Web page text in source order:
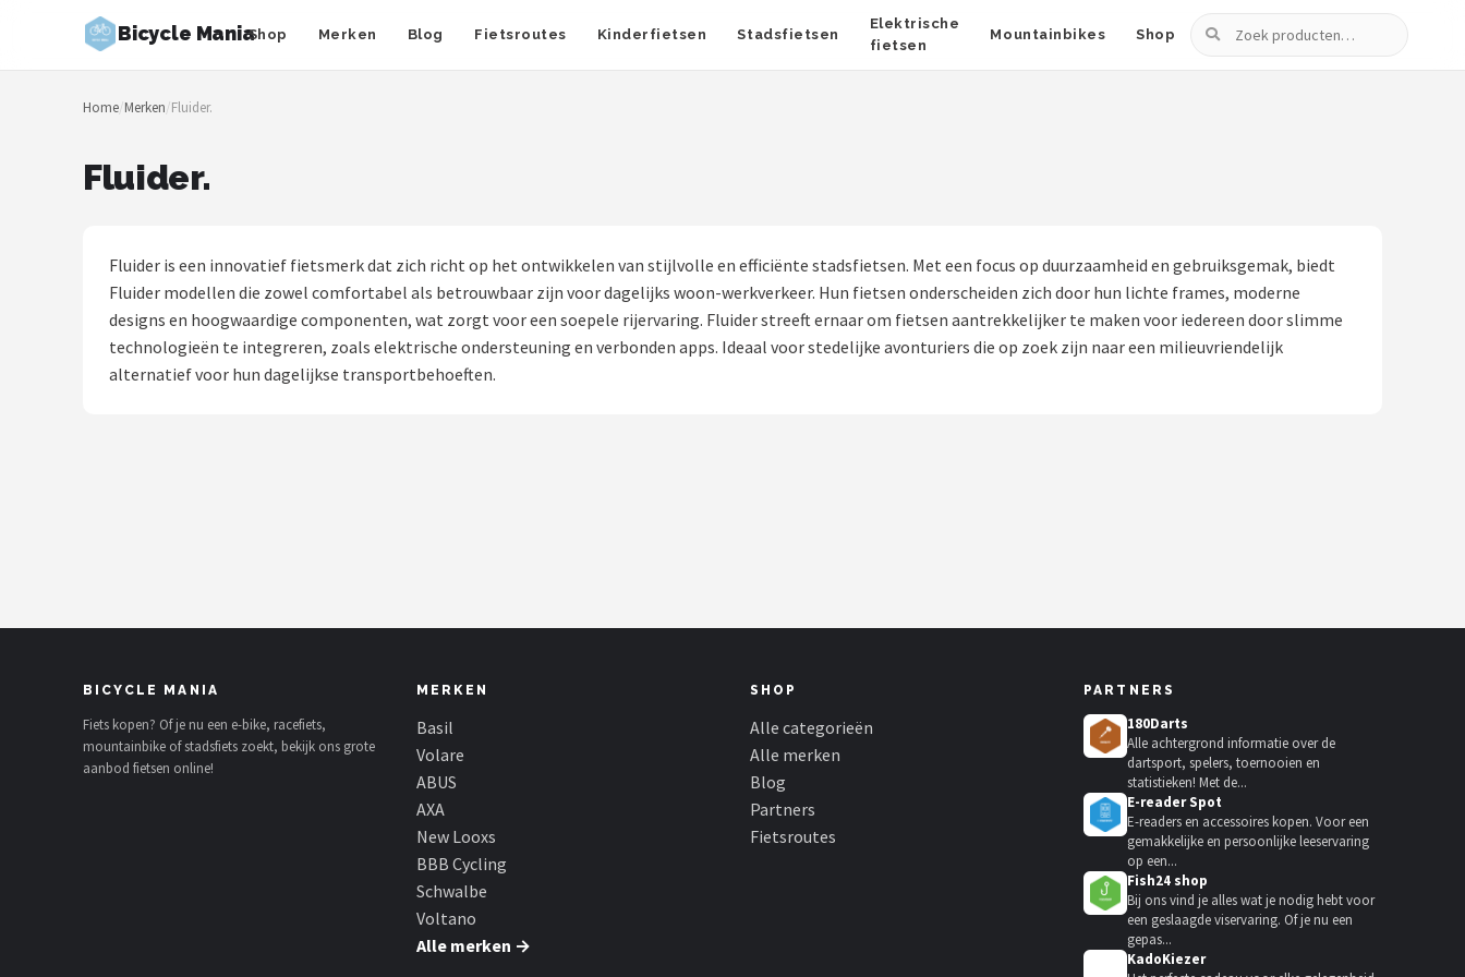
Bicycle ManiaShop Merken Blog Fietsroutes Kinderfietsen Stadsfietsen
Elektrische
fietsen
Mountainbikes Shop
Zoeken
Zoeken
NAVIGATIE
Fietsroutes
Kinderfietsen
Volare
ABUS
Home/Merken/Fluider.
Fluider.
Fluider is een innovatief fietsmerk dat zich richt op het ontwikkelen van stijlvolle en efficiënte stadsfietsen. Met een focus op duurzaamheid en gebruiksgemak, biedt
Fluider modellen die zowel comfortabel als betrouwbaar zijn voor dagelijks woon-werkverkeer. Hun fietsen onderscheiden zich door hun lichte frames, moderne
designs en hoogwaardige componenten, wat zorgt voor een soepele rijervaring. Fluider streeft ernaar om fietsen aantrekkelijker te maken voor iedereen door slimme
technologieën te integreren, zoals elektrische ondersteuning en verbonden apps. Ideaal voor stedelijke avonturiers die op zoek zijn naar een milieuvriendelijk
alternatief voor hun dagelijkse transportbehoeften.
BICYCLE MANIA
Fiets kopen? Of je nu een e-bike, racefiets,
mountainbike of stadsfiets zoekt, bekijk ons grote
aanbod fietsen online!
MERKEN
Basil
Volare
ABUS
AXA
New Looxs
BBB Cycling
Schwalbe
Voltano
Alle merken →
SHOP
Alle categorieën
Alle merken
Blog
Partners
Fietsroutes
PARTNERS
180Darts
Alle achtergrond informatie over de
dartsport, spelers, toernooien en
statistieken! Met de...
E-reader Spot
E-readers en accessoires kopen. Voor een
gemakkelijke en persoonlijke leeservaring
op een...
Fish24 shop
Bij ons vind je alles wat je nodig hebt voor
een geslaagde viservaring. Of je nu een
gepas...
KadoKiezer